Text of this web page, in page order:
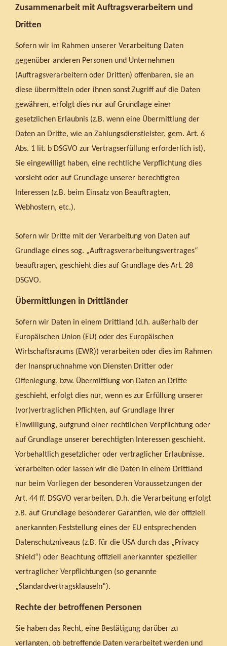
Zusammenarbeit mit Auftragsverarbeitern und
Dritten
Sofern wir im Rahmen unserer Verarbeitung Daten
gegenüber anderen Personen und Unternehmen
(Auftragsverarbeitern oder Dritten) offenbaren, sie an
diese übermitteln oder ihnen sonst Zugriff auf die Daten
gewähren, erfolgt dies nur auf Grundlage einer
gesetzlichen Erlaubnis (z.B. wenn eine Übermittlung der
Daten an Dritte, wie an Zahlungsdienstleister, gem. Art. 6
Abs. 1 lit. b DSGVO zur Vertragserfüllung erforderlich ist),
Sie eingewilligt haben, eine rechtliche Verpflichtung dies
vorsieht oder auf Grundlage unserer berechtigten
Interessen (z.B. beim Einsatz von Beauftragten,
Webhostern, etc.).
Sofern wir Dritte mit der Verarbeitung von Daten auf
Grundlage eines sog. „Auftragsverarbeitungsvertrages“
beauftragen, geschieht dies auf Grundlage des Art. 28
DSGVO.
Übermittlungen in Drittländer
Sofern wir Daten in einem Drittland (d.h. außerhalb der
Europäischen Union (EU) oder des Europäischen
Wirtschaftsraums (EWR)) verarbeiten oder dies im Rahmen
der Inanspruchnahme von Diensten Dritter oder
Offenlegung, bzw. Übermittlung von Daten an Dritte
geschieht, erfolgt dies nur, wenn es zur Erfüllung unserer
(vor)vertraglichen Pflichten, auf Grundlage Ihrer
Einwilligung, aufgrund einer rechtlichen Verpflichtung oder
auf Grundlage unserer berechtigten Interessen geschieht.
Vorbehaltlich gesetzlicher oder vertraglicher Erlaubnisse,
verarbeiten oder lassen wir die Daten in einem Drittland
nur beim Vorliegen der besonderen Voraussetzungen der
Art. 44 ff. DSGVO verarbeiten. D.h. die Verarbeitung erfolgt
z.B. auf Grundlage besonderer Garantien, wie der offiziell
anerkannten Feststellung eines der EU entsprechenden
Datenschutzniveaus (z.B. für die USA durch das „Privacy
Shield“) oder Beachtung offiziell anerkannter spezieller
vertraglicher Verpflichtungen (so genannte
„Standardvertragsklauseln“).
Rechte der betroffenen Personen
Sie haben das Recht, eine Bestätigung darüber zu
verlangen, ob betreffende Daten verarbeitet werden und